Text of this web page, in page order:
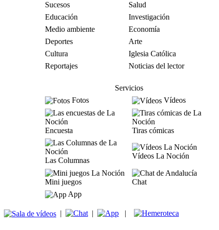
Sucesos
Salud
Educación
Investigación
Medio ambiente
Economía
Deportes
Arte
Cultura
Iglesia Católica
Reportajes
Noticias del lector
Servicios
Fotos
Vídeos
Encuesta Tiras cómicas
Las Columnas
Vídeos La Noción
Mini juegos
Chat
App
| | |